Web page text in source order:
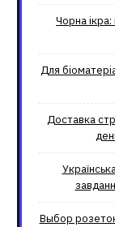
Чорна
Для
Доставка
Выбор